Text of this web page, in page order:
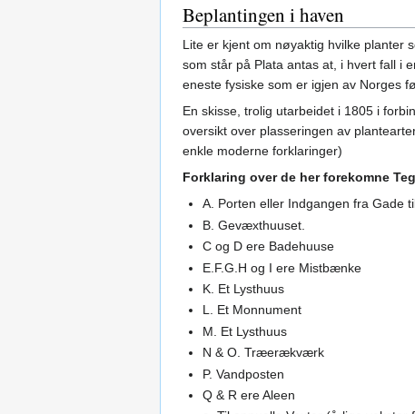
Beplantingen i haven
Lite er kjent om nøyaktig hvilke planter
som står på Plata antas at, i hvert fall i
eneste fysiske som er igjen av Norges
En skisse, trolig utarbeidet i 1805 i
oversikt over plasseringen av
enkle moderne forklaringer)
Forklaring over de her forekomne
A. Porten eller Indgangen fra Gade
B. Gevæxthuuset.
C og D ere Badehuuse
E.F.G.H og I ere Mistbænke
K. Et Lysthuus
L. Et Monnument
M. Et Lysthuus
N & O. Træerækværk
P. Vandposten
Q & R ere Aleen